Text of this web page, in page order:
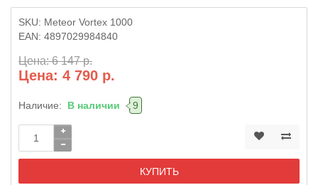
SKU: Meteor Vortex 1000
EAN: 4897029984840
Цена: 6 147 р.
Цена: 4 790 р.
Наличие: В наличии 9
КУПИТЬ